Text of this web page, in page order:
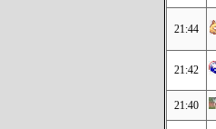
21:44
21:42
21:40